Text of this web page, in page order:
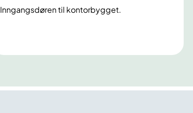
Inngangsdøren til kontorbygget.